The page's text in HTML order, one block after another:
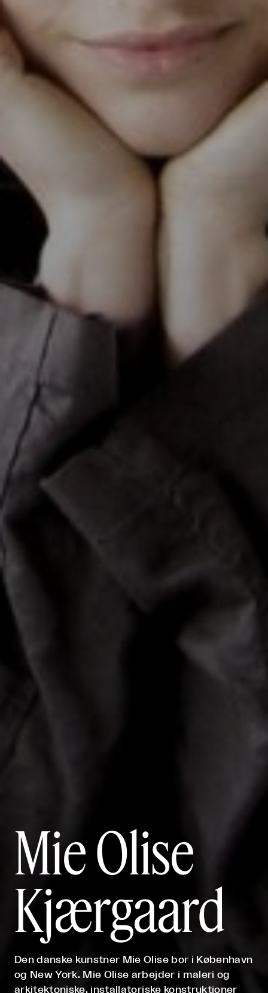
Mie Olise
Kjærgaard
Den danske kunstner Mie Olise bor i København
og New York. Mie Olise arbejder i maleri og
arkitektoniske, installatoriske konstruktioner